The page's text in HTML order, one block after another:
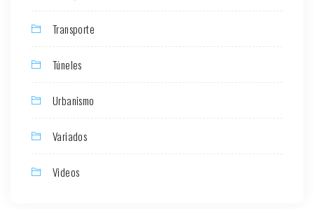
Transporte
Túneles
Urbanismo
Variados
Videos